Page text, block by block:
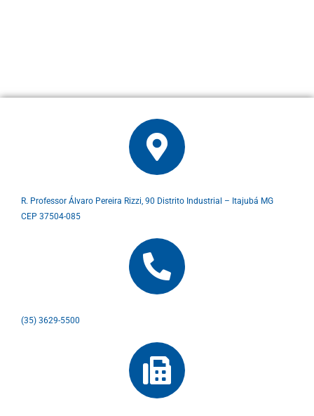
R. Professor Álvaro Pereira Rizzi, 90 Distrito Industrial – Itajubá MG
CEP 37504-085
(35) 3629-5500